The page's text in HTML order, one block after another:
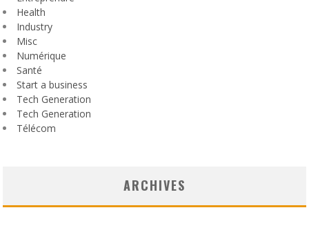
Health
Industry
Misc
Numérique
Santé
Start a business
Tech Generation
Tech Generation
Télécom
ARCHIVES